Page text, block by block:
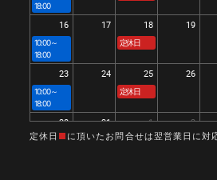
18:00
16
10:00～
18:00
17 18
定休日
19
23
10:00～
18:00
24 25
定休日
26
30
10:00～
31 1
定休日
2
定休日 ■ に頂いたお問合せは翌営業日に対